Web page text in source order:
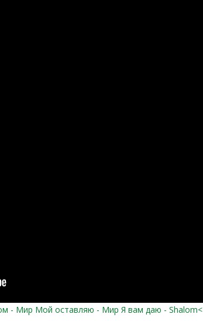
- Мир Мой оставляю - Мир Я вам даю - Shalom<